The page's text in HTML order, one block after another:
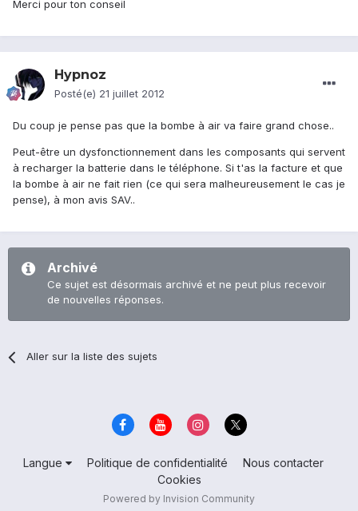
Merci pour ton conseil
Hypnoz
Posté(e) 21 juillet 2012
Du coup je pense pas que la bombe à air va faire grand chose..
Peut-être un dysfonctionnement dans les composants qui servent
à recharger la batterie dans le téléphone. Si t'as la facture et que
la bombe à air ne fait rien (ce qui sera malheureusement le cas je
pense), à mon avis SAV..
Archivé
Ce sujet est désormais archivé et ne peut plus recevoir
de nouvelles réponses.
Aller sur la liste des sujets
Langue Politique de confidentialité
Nous contacter
Cookies
Powered by Invision Community